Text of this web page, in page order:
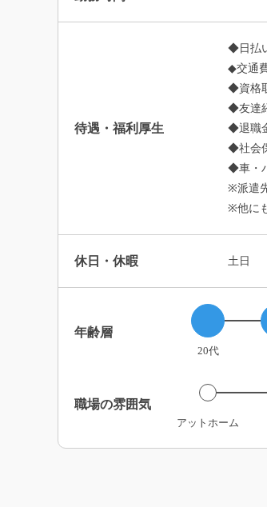
待遇・福利厚生
◆日払
◆交通
◆資格
◆友達
◆退職
◆社会
◆車・
※派遣
※他に
休日・休暇 土日
年齢層
20代
職場の雰囲気
アットホーム